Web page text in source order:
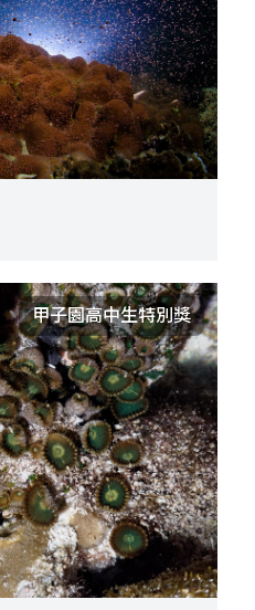
甲子園高中生特別獎